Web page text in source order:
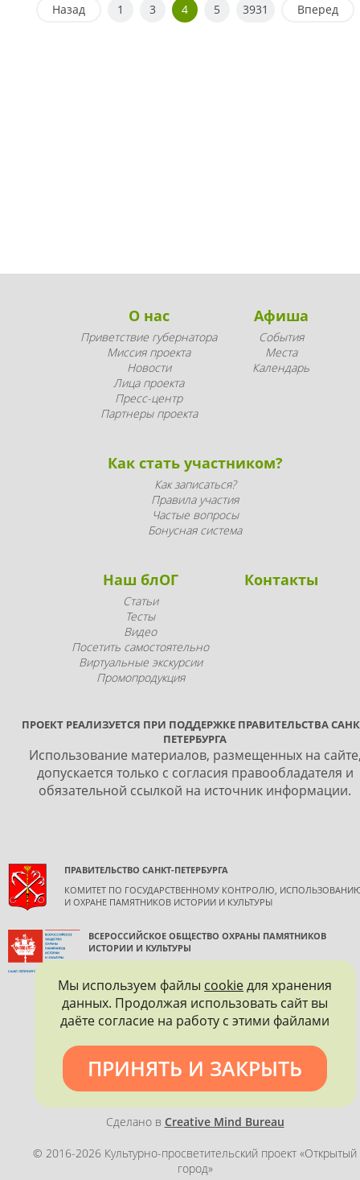
Назад 1 3 4 5 3931 Вперед
О нас
Приветствие губернатора
Миссия проекта
Новости
Лица проекта
Пресс-центр
Партнеры проекта
Афиша
События
Места
Календарь
Как стать участником?
Как записаться?
Правила участия
Частые вопросы
Бонусная система
Наш блОГ
Статьи
Тесты
Видео
Посетить самостоятельно
Виртуальные экскурсии
Промопродукция
Контакты
ПРОЕКТ РЕАЛИЗУЕТСЯ ПРИ ПОДДЕРЖКЕ ПРАВИТЕЛЬСТВА
ПЕТЕРБУРГА
Использование материалов, размещенных на
допускается только с согласия правообладателя и
обязательной ссылкой на источник информации.
ПРАВИТЕЛЬСТВО САНКТ-ПЕТЕРБУРГА
КОМИТЕТ ПО ГОСУДАРСТВЕННОМУ КОНТРОЛЮ,
И ОХРАНЕ ПАМЯТНИКОВ ИСТОРИИ И КУЛЬТУРЫ
ВСЕРОССИЙСКОЕ ОБЩЕСТВО ОХРАНЫ ПАМЯТНИКОВ
ИСТОРИИ И КУЛЬТУРЫ
Политика конфиденциальности
Сделано в Creative Mind Bureau
© 2016-2026 Культурно-просветительский проект «Открытый
город»
Мы используем файлы cookieдля хранения
данных. Продолжая использовать сайт вы
даёте согласие на работу с этими файлами
ПРИНЯТЬ И ЗАКРЫТЬ